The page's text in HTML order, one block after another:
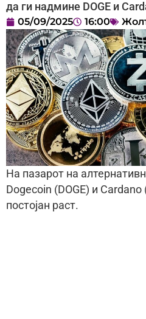
да ги надмине DOGE и
05/09/2025 16:00
На пазарот на
Dogecoin (DOGE) и
постојан раст.